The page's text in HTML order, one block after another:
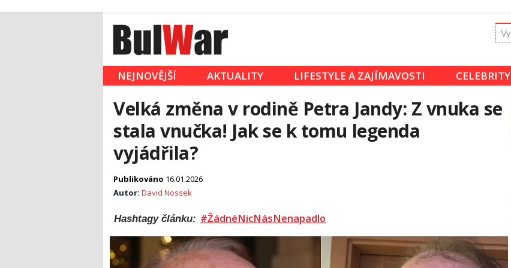
NEJNOVĚJŠÍ AKTUALITY LIFESTYLE A ZAJÍMAVOSTI CELEBRITY
Velká změna v rodině Petra Jandy: Z vnuka se
stala vnučka! Jak se k tomu legenda
vyjádřila?
Publikováno 16.01.2026
Autor: David Nossek
Hashtagy článku: #ŽádnéNicNásNenapadlo